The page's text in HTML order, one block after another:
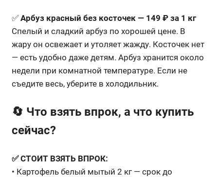
✅ Арбуз красный без косточек — 149 ₽ за 1 кг
Спелый и сладкий арбуз по хорошей цене. В
жару он освежает и утоляет жажду. Косточек нет
— есть удобно даже детям. Арбуз хранится около
недели при комнатной температуре. Если не
съедите весь, уберите в холодильник.
🔄 Что взять впрок, а что купить
сейчас?
✅ СТОИТ ВЗЯТЬ ВПРОК:
• Картофель белый мытый 2 кг — срок до